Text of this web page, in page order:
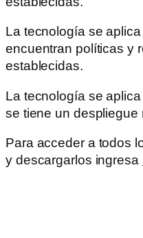
La tecnología se
encuentran políticas y
establecidas.
La tecnología se
se tiene un despliegue
Para acceder a todos
y descargarlos ingresa